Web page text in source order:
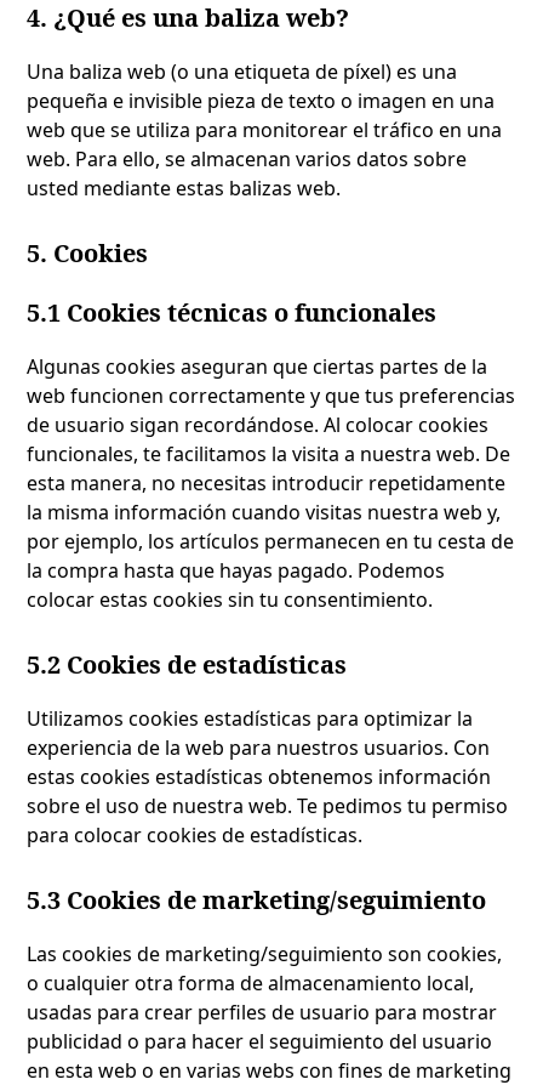
4. ¿Qué es una baliza web?
Una baliza web (o una etiqueta de píxel) es una
pequeña e invisible pieza de texto o imagen en una
web que se utiliza para monitorear el tráfico en una
web. Para ello, se almacenan varios datos sobre
usted mediante estas balizas web.
5. Cookies
5.1 Cookies técnicas o funcionales
Algunas cookies aseguran que ciertas partes de la
web funcionen correctamente y que tus preferencias
de usuario sigan recordándose. Al colocar cookies
funcionales, te facilitamos la visita a nuestra web. De
esta manera, no necesitas introducir repetidamente
la misma información cuando visitas nuestra web y,
por ejemplo, los artículos permanecen en tu cesta de
la compra hasta que hayas pagado. Podemos
colocar estas cookies sin tu consentimiento.
5.2 Cookies de estadísticas
Utilizamos cookies estadísticas para optimizar la
experiencia de la web para nuestros usuarios. Con
estas cookies estadísticas obtenemos información
sobre el uso de nuestra web. Te pedimos tu permiso
para colocar cookies de estadísticas.
5.3 Cookies de marketing/seguimiento
Las cookies de marketing/seguimiento son cookies,
o cualquier otra forma de almacenamiento local,
usadas para crear perfiles de usuario para mostrar
publicidad o para hacer el seguimiento del usuario
en esta web o en varias webs con fines de marketing